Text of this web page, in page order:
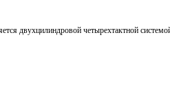
двухцилиндровой четырехтактной